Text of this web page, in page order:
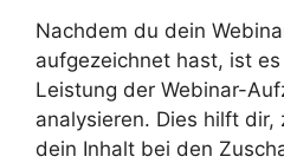
Nachdem du dein
aufgezeichnet hast, ist
Leistung der Webinar-
analysieren. Dies hilft
dein Inhalt bei den